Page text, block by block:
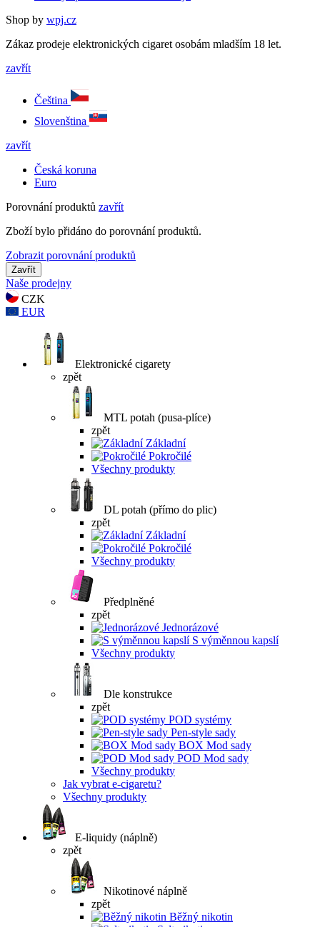
Shop by wpj.cz
Zákaz prodeje elektronických cigaret osobám mladším 18 let.
zavřít
Čeština
Slovenština
zavřít
Česká koruna
Euro
Porovnání produktů zavřít
Zboží bylo přidáno do porovnání produktů.
Zobrazit porovnání produktů
Zavřít
Naše prodejny
CZK
EUR
Elektronické cigarety
zpět
MTL potah (pusa-plíce)
zpět
Základní
Pokročilé
Všechny produkty
DL potah (přímo do plic)
zpět
Základní
Pokročilé
Všechny produkty
Předplněné
zpět
Jednorázové
S výměnnou kapslí
Všechny produkty
Dle konstrukce
zpět
POD systémy
Pen-style sady
BOX Mod sady
POD Mod sady
Všechny produkty
Jak vybrat e-cigaretu?
Všechny produkty
E-liquidy (náplně)
zpět
Nikotinové náplně
zpět
Běžný nikotin